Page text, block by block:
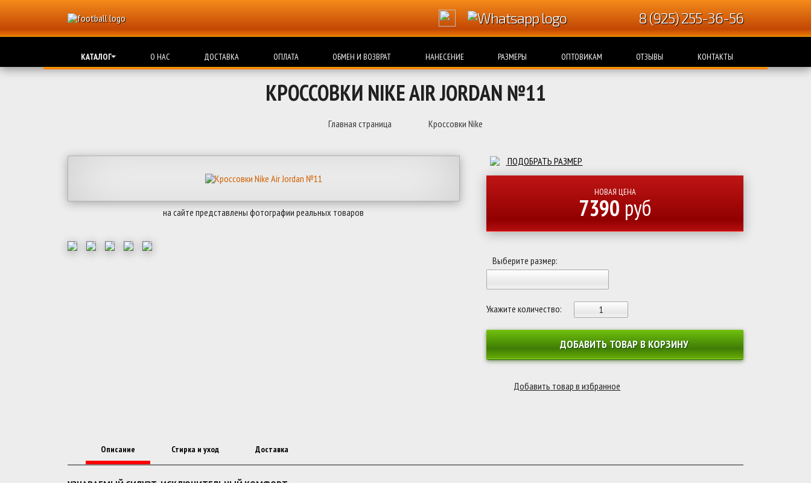
8 (925) 255-36-56
КАТАЛОГ О НАС ДОСТАВКА ОПЛАТА ОБМЕН И ВОЗВРАТ НАНЕСЕНИЕ РАЗМЕРЫ ОПТОВИКАМ ОТЗЫВЫ КОНТАКТЫ
КРОССОВКИ NIKE AIR JORDAN №11
Главная страница Кроссовки Nike
на сайте представлены фотографии реальных товаров
ПОДОБРАТЬ РАЗМЕР
НОВАЯ ЦЕНА
7390 руб
Выберите размер:
Укажите количество:
ДОБАВИТЬ ТОВАР В КОРЗИНУ
Описание Стирка и уход Доставка